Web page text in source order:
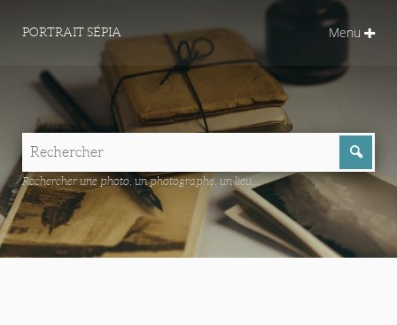
PORTRAIT SÉPIA Menu
Rechercher une photo, un photographe, un lieu...